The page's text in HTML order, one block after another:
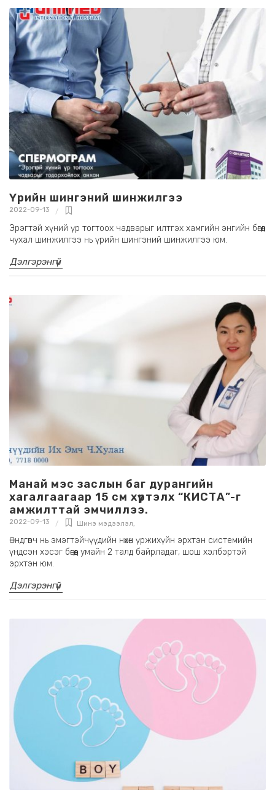
Үрийн шингэний шинжилгээ
2022-09-13
Эрэгтэй хүний үр тогтоох чадварыг илтгэх хамгийн энгийн бөгөөд
чухал шинжилгээ нь үрийн шингэний шинжилгээ юм.
Дэлгэрэнгүй
Манай мэс заслын баг дурангийн
хагалгаагаар 15 см хүртэлх “КИСТА”-г
амжилттай эмчиллээ.
2022-09-13 Шинэ мэдээлэл,
Өндгөвч нь эмэгтэйчүүдийн нөхөн үржихүйн эрхтэн системийн
үндсэн хэсэг бөгөөд умайн 2 талд байрладаг, шош хэлбэртэй
эрхтэн юм.
Дэлгэрэнгүй